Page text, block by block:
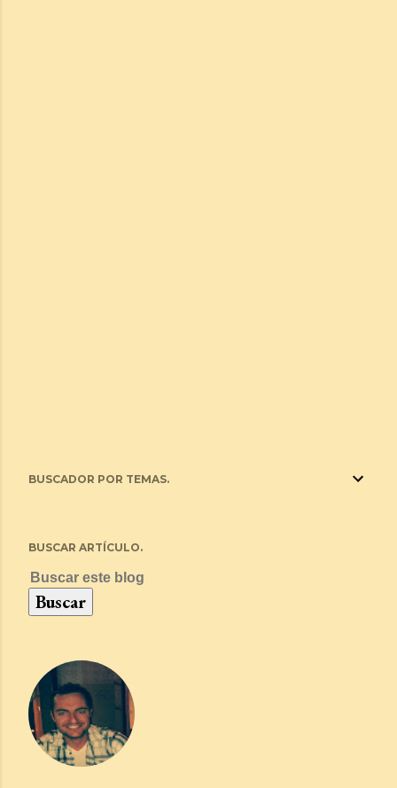
BUSCADOR POR TEMAS.
BUSCAR ARTÍCULO.